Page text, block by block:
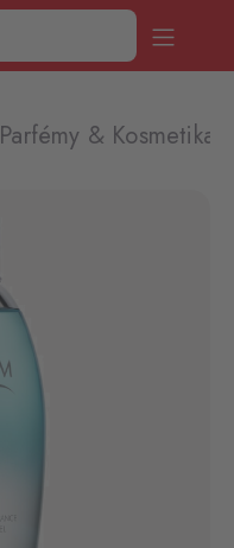
Parfémy & Kosmetika